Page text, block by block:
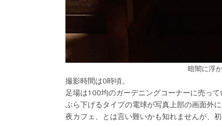
暗闇に浮
撮影時間は0時頃。
足場は100均のガーデニングコーナーに売っ
ぶら下げるタイプの電球が写真上部の画面外
夜カフェ、とは言い難いかも知れませんが、